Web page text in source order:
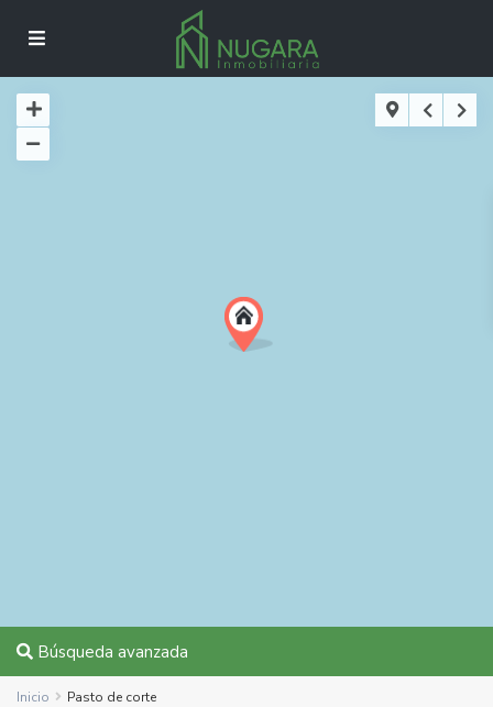
Búsqueda avanzada
Inicio Pasto de corte